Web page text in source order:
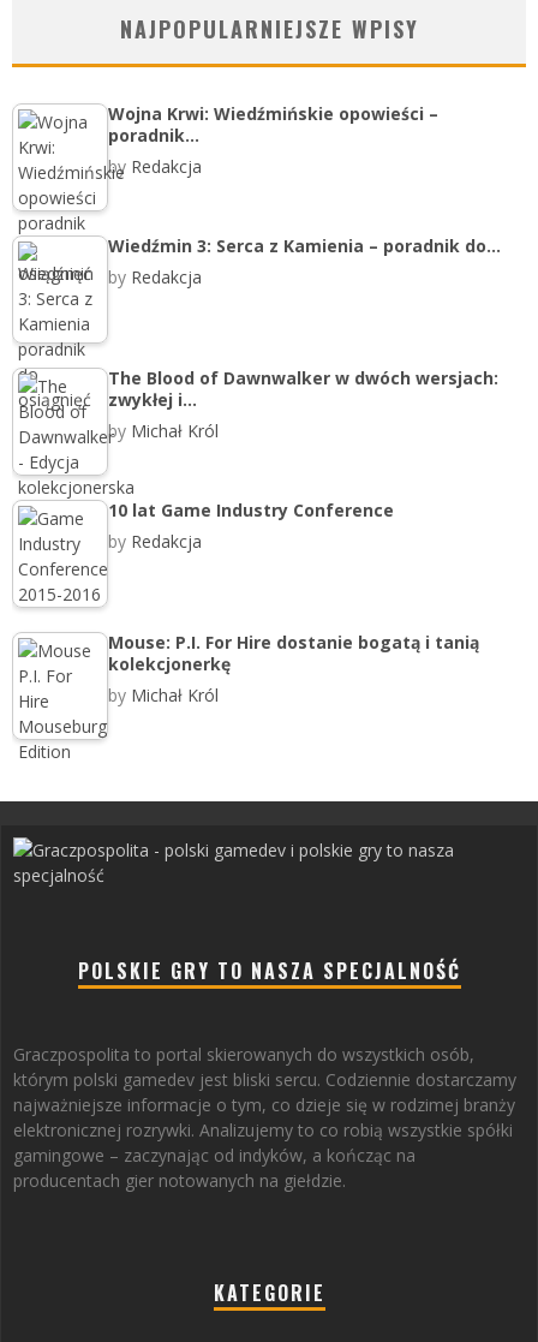
NAJPOPULARNIEJSZE WPISY
Wojna Krwi: Wiedźmińskie opowieści –
poradnik…
by Redakcja
Wiedźmin 3: Serca z Kamienia – poradnik do…
by Redakcja
The Blood of Dawnwalker w dwóch wersjach:
zwykłej i…
by Michał Król
10 lat Game Industry Conference
by Redakcja
Mouse: P.I. For Hire dostanie bogatą i tanią
kolekcjonerkę
by Michał Król
POLSKIE GRY TO NASZA SPECJALNOŚĆ
Graczpospolita to portal skierowanych do wszystkich osób,
którym polski gamedev jest bliski sercu. Codziennie dostarczamy
najważniejsze informacje o tym, co dzieje się w rodzimej branży
elektronicznej rozrywki. Analizujemy to co robią wszystkie spółki
gamingowe – zaczynając od indyków, a kończąc na
producentach gier notowanych na giełdzie.
KATEGORIE